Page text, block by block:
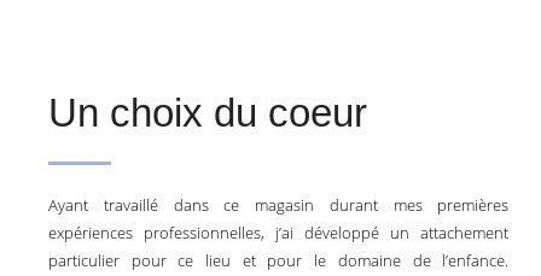
Un choix du coeur
Ayant travaillé dans ce magasin durant mes premières
expériences professionnelles, j’ai développé un attachement
particulier pour ce lieu et pour le domaine de l’enfance.